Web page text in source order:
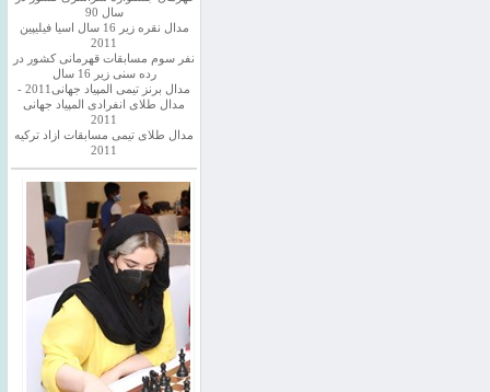
سال 90
مدال نقره زیر 16 سال اسیا فیلیپین
2011
نفر سوم مسابقات قهرمانی کشور در
رده سنی زیر 16 سال
مدال برنز تیمی المپیاد جهانی2011 -
مدال طلای انفرادی المپیاد جهانی
2011
مدال طلای تیمی مسابقات ازاد ترکیه
2011